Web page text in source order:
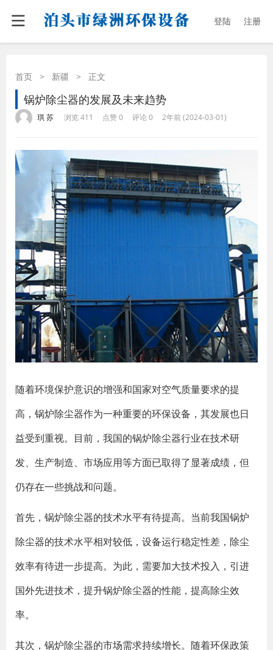
登陆 注册
首页 > 新疆 > 正文
锅炉除尘器的发展及未来趋势
琪 苏 浏览 411 点赞 0 评论 0 2年前 (2024-03-01)
随着环境保护意识的增强和国家对空气质量要求的提
高，锅炉除尘器作为一种重要的环保设备，其发展也日
益受到重视。目前，我国的锅炉除尘器行业在技术研
发、生产制造、市场应用等方面已取得了显著成绩，但
仍存在一些挑战和问题。
首先，锅炉除尘器的技术水平有待提高。当前我国锅炉
除尘器的技术水平相对较低，设备运行稳定性差，除尘
效率有待进一步提高。为此，需要加大技术投入，引进
国外先进技术，提升锅炉除尘器的性能，提高除尘效
率。
其次，锅炉除尘器的市场需求持续增长。随着环保政策